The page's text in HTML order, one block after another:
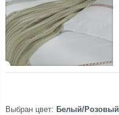
Выбран цвет: Белый/Розовый